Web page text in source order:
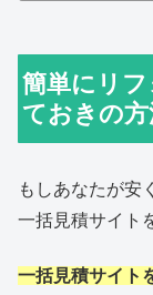
簡単にリ
ておきの
もしあなたが安
一括見積サイト
一括見積サイト